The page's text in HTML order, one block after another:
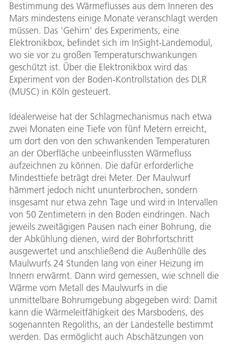
Bestimmung des Wärmeflusses aus dem Inneren des
Mars mindestens einige Monate veranschlagt werden
müssen. Das 'Gehirn' des Experiments, eine
Elektronikbox, befindet sich im InSight-Landemodul,
wo sie vor zu großen Temperaturschwankungen
geschützt ist. Über die Elektronikbox wird das
Experiment von der Boden-Kontrollstation des DLR
(MUSC) in Köln gesteuert.
Idealerweise hat der Schlagmechanismus nach etwa
zwei Monaten eine Tiefe von fünf Metern erreicht,
um dort den von den schwankenden Temperaturen
an der Oberfläche unbeeinflussten Wärmefluss
aufzeichnen zu können. Die dafür erforderliche
Mindesttiefe beträgt drei Meter. Der Maulwurf
hämmert jedoch nicht ununterbrochen, sondern
insgesamt nur etwa zehn Tage und wird in Intervallen
von 50 Zentimetern in den Boden eindringen. Nach
jeweils zweitägigen Pausen nach einer Bohrung, die
der Abkühlung dienen, wird der Bohrfortschritt
ausgewertet und anschließend die Außenhülle des
Maulwurfs 24 Stunden lang von einer Heizung im
Innern erwärmt. Dann wird gemessen, wie schnell die
Wärme vom Metall des Maulwurfs in die
unmittelbare Bohrumgebung abgegeben wird: Damit
kann die Wärmeleitfähigkeit des Marsbodens, des
sogenannten Regoliths, an der Landestelle bestimmt
werden. Das ermöglicht auch Abschätzungen von